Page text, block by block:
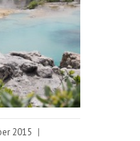
2015 |